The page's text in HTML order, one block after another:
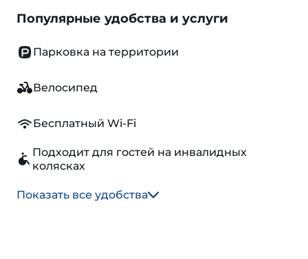
Популярные удобства и услуги
Парковка на территории
Велосипед
Бесплатный Wi-Fi
Подходит для гостей на инвалидных
колясках
Показать все удобства